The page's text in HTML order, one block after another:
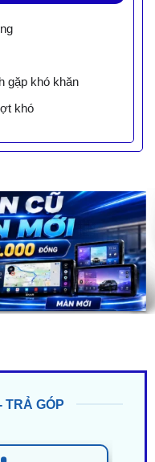
gặp khó khăn
khó